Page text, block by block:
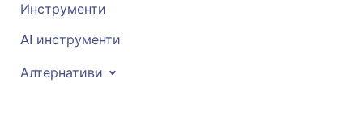
Инструменти
AI инструменти
Алтернативи